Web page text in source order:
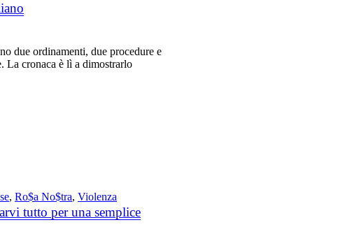
due ordinamenti, due procedure e
La cronaca è lì a dimostrarlo
,Ro$a No$tra,Violenza
tutto per una semplice